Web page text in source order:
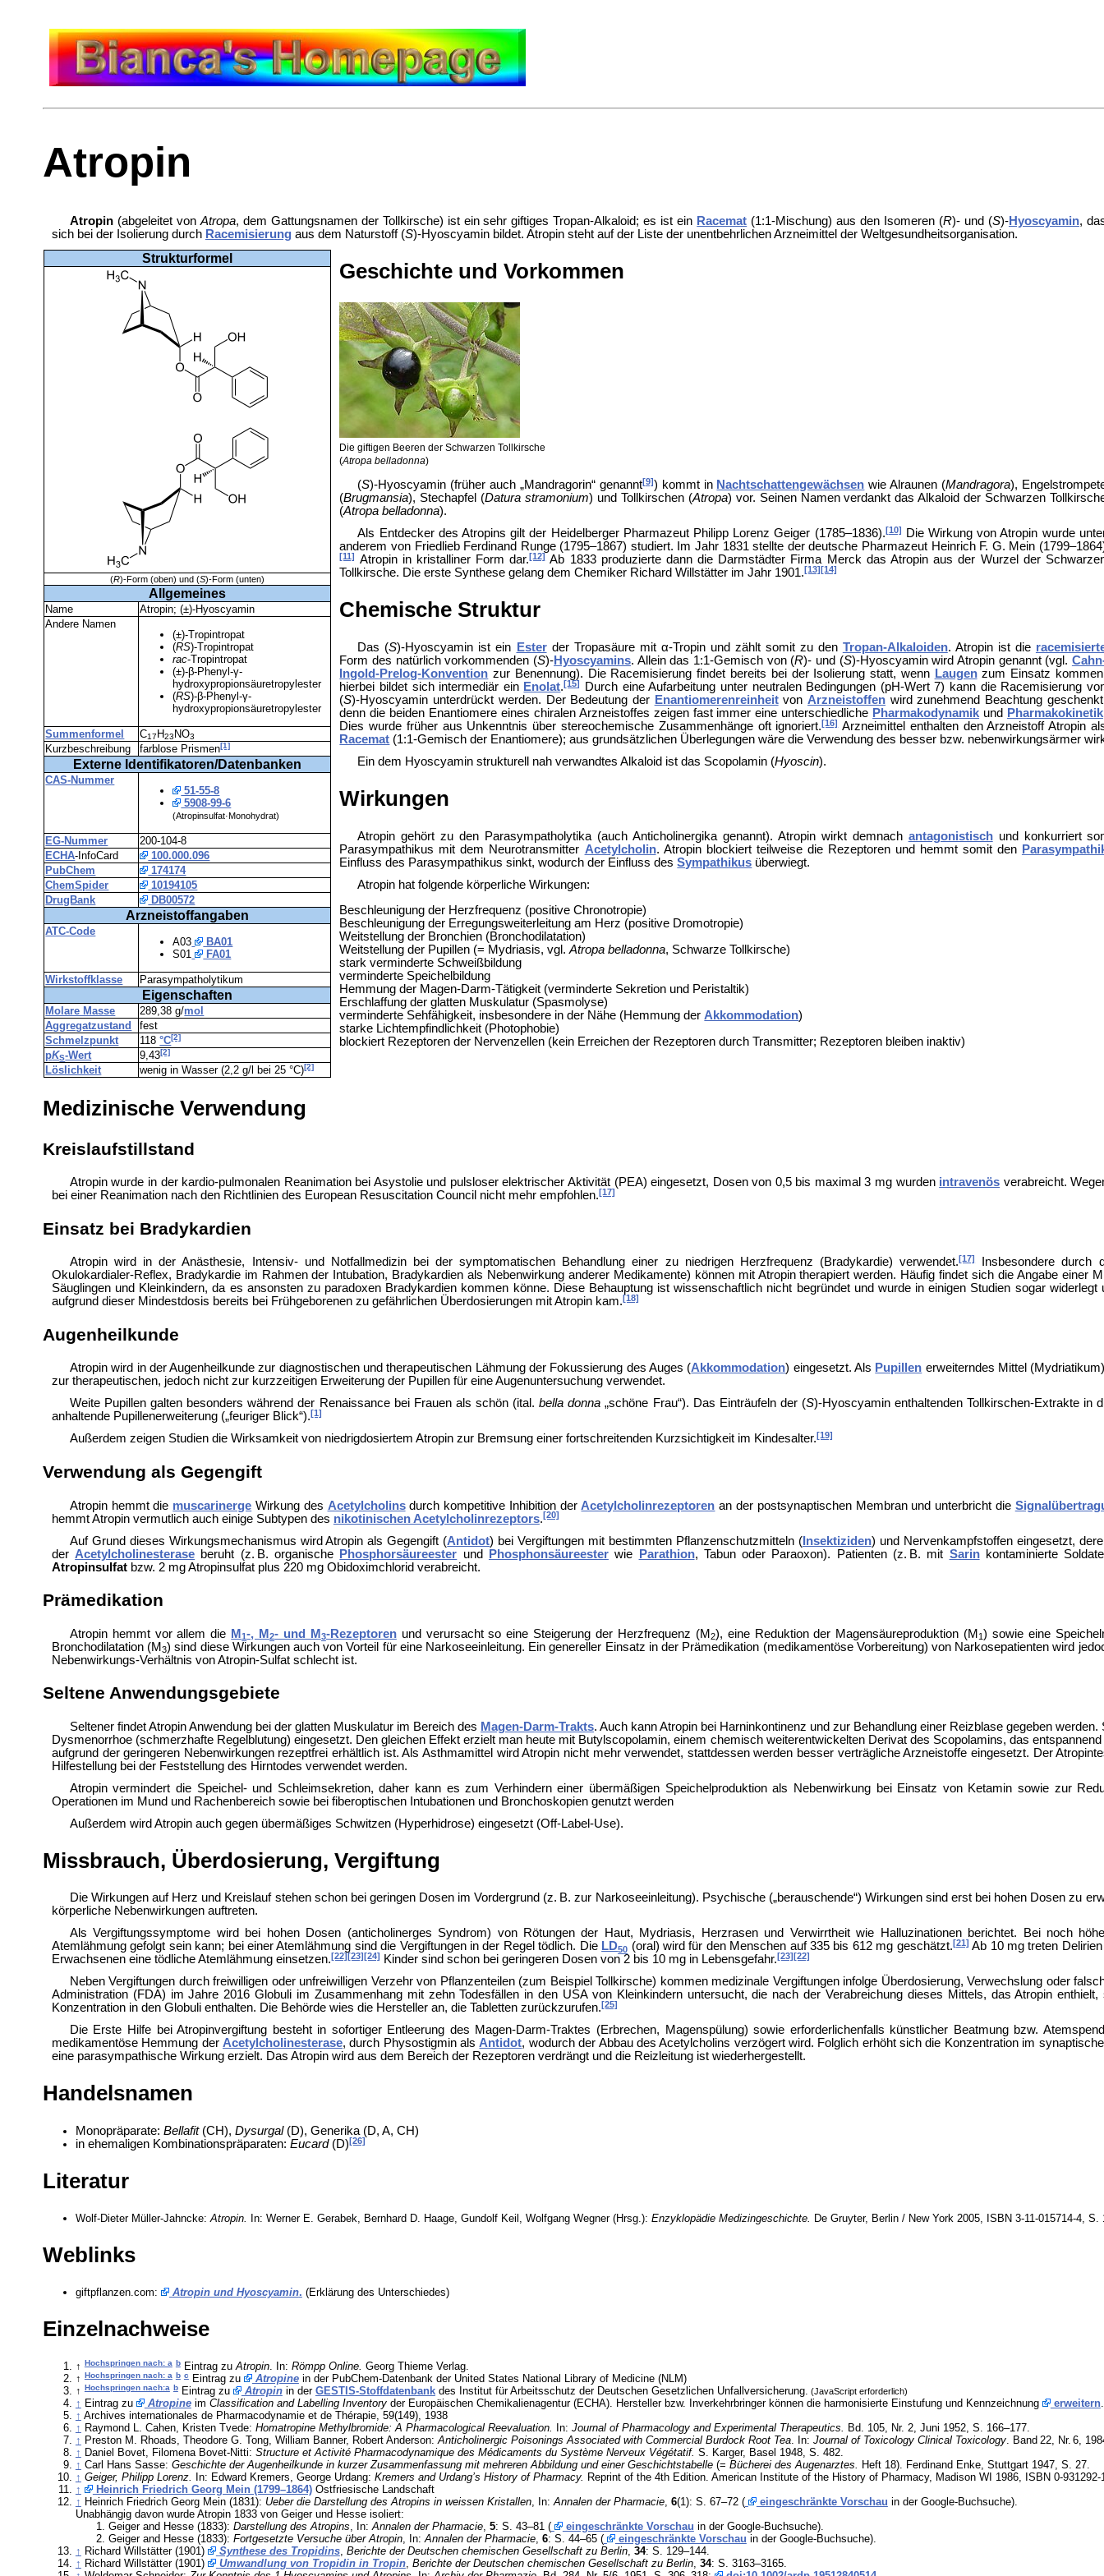
Atropin
Atropin(abgeleitet von Atropa, dem Gattungsnamen der Tollkirsche) ist ein sehr giftigesTropan-Alkaloid; es ist ein Racemat (1:1-Mischung) aus den Isomeren (R)- und (S)-Hyoscyamin,
sich bei der Isolierung durch Racemisierungaus dem Naturstoff (S)-Hyoscyamin bildet. Atropin steht auf der Liste der unentbehrlichen Arzneimittel der Weltgesundheitsorganisation.
Strukturformel
(R)-Form (oben) und (S)-Form (unten)
Allgemeines
Name
Atropin; (±)-Hyoscyamin
Andere Namen
(±)-Tropintropat
(RS)-Tropintropat
rac-Tropintropat
(±)-β-Phenyl-γ-
hydroxypropionsäuretropylester
(RS)-β-Phenyl-γ-
hydroxypropionsäuretropylester
Summenformel C17 H23 NO3
Kurzbeschreibung farblose Prismen[1]
Externe Identifikatoren/Datenbanken
CAS-Nummer
51-55-8
5908-99-6
(Atropinsulfat·Monohydrat)
EG-Nummer
200-104-8
ECHA-InfoCard
100.000.096
PubChem
174174
ChemSpider
10194105
DrugBank
DB00572
Arzneistoffangaben
ATC-Code
A03
BA01
S01
FA01
Wirkstoffklasse Parasympatholytikum
Eigenschaften
Molare Masse 289,38 g/mol
Aggregatzustand
fest
Schmelzpunkt
118°C[2]
pKS-Wert 9,43[2]
Löslichkeit wenig in Wasser (2,2 g/l bei 25 °C)[2]
Geschichte und Vorkommen
Die giftigen Beeren derSchwarzen Tollkirsche
(Atropa belladonna)
(S)-Hyoscyamin (früher auch „Mandragorin“ genannt[9]) kommt in Nachtschattengewächsen wieAlraunen (Mandragora),
(Brugmansia), Stechapfel (Datura stramonium) und Tollkirschen (Atropa) vor. Seinen Namen verdankt das Alkaloid der Schwarzen
(Atropa belladonna).
Als Entdecker des Atropins gilt der Heidelberger Pharmazeut Philipp Lorenz Geiger (1785–1836).[10]
Die Wirkung von Atropin wurde
anderem von Friedlieb Ferdinand Runge (1795–1867) studiert. Im Jahr 1831 stellte der deutsche Pharmazeut Heinrich F. G. Mein
[11] Atropin in kristalliner Form dar.[12]Ab 1833 produzierte dann die Darmstädter Firma Merck das Atropin aus der Wurzel der
Tollkirsche. Die erste Synthese gelang dem Chemiker Richard Willstätter im Jahr 1901.[13][14]
Chemische Struktur
Das (S)-Hyoscyamin ist ein Esterder Tropasäure mit α-Tropin und zählt somit zu den Tropan-Alkaloiden. Atropin ist die
Form des natürlich vorkommenden (S)-Hyoscyamins. Allein das 1:1-Gemisch von (R)- und (S)-Hyoscyamin wird Atropin genannt (vgl.
Ingold-Prelog-Konvention zur Benennung). Die Racemisierung findet bereits bei der Isolierung statt, wenn Laugenzum Einsatz
hierbei bildet sich intermediär ein Enolat.[15]
Durch eine Aufarbeitung unter neutralen Bedingungen (pH-Wert 7) kann die Racemisierung
(S)-Hyoscyamin unterdrückt werden. Der Bedeutung der EnantiomerenreinheitvonArzneistoffen wird zunehmend Beachtung
denn die beiden Enantiomere eines chiralen Arzneistoffes zeigen fast immer eine unterschiedliche Pharmakodynamik und Pharmakokinetik
Dies wurde früher aus Unkenntnis über stereochemische Zusammenhänge oft ignoriert.[16]Arzneimittel enthalten den Arzneistoff Atropin
Racemat (1:1-Gemisch der Enantiomere); aus grundsätzlichen Überlegungen wäre die Verwendung des besser bzw. nebenwirkungsärmer
Ein dem Hyoscyamin strukturell nah verwandtes Alkaloid ist das Scopolamin (Hyoscin).
Wirkungen
Atropin gehört zu den Parasympatholytika (auch Anticholinergika genannt). Atropin wirkt demnach antagonistischund konkurriert
Parasympathikus mit dem Neurotransmitter Acetylcholin. Atropin blockiert teilweise die Rezeptoren und hemmt somit den
Einfluss des Parasympathikus sinkt, wodurch der Einfluss desSympathikus überwiegt.
Atropin hat folgende körperliche Wirkungen:
Beschleunigung der Herzfrequenz (positiveChronotropie)
Beschleunigung der Erregungsweiterleitung am Herz (positive Dromotropie)
Weitstellung der Bronchien (Bronchodilatation)
Weitstellung der Pupillen (= Mydriasis, vgl.Atropa belladonna, Schwarze Tollkirsche)
stark verminderte Schweißbildung
verminderte Speichelbildung
Hemmung der Magen-Darm-Tätigkeit (verminderte Sekretion und Peristaltik)
Erschlaffung der glatten Muskulatur (Spasmolyse)
verminderte Sehfähigkeit, insbesondere in der Nähe (Hemmung der Akkommodation)
starke Lichtempfindlichkeit (Photophobie)
blockiert Rezeptoren der Nervenzellen (kein Erreichen der Rezeptoren durch Transmitter; Rezeptoren bleiben inaktiv)
Medizinische Verwendung
Kreislaufstillstand
Atropin wurde in der kardio-pulmonalen Reanimation bei Asystolie und pulsloser elektrischer Aktivität (PEA) eingesetzt, Dosen von 0,5 bis maximal 3 mg wurden intravenös verabreicht.
bei einer Reanimation nach den Richtlinien des European Resuscitation Council nicht mehr empfohlen.[17]
Einsatz bei Bradykardien
Atropin wird in derAnästhesie, Intensiv- und Notfallmedizin bei der symptomatischen Behandlung einer zu niedrigen Herzfrequenz (Bradykardie) verwendet.[17]
Insbesondere durch
Okulokardialer-Reflex, Bradykardie im Rahmen der Intubation, Bradykardien als Nebenwirkung anderer Medikamente) können mit Atropin therapiert werden. Häufig findet sich die Angabe einer
Säuglingen und Kleinkindern, da es ansonsten zu paradoxen Bradykardien kommen könne. Diese Behauptung ist wissenschaftlich nicht begründet und wurde in einigen Studien sogar
aufgrund dieser Mindestdosis bereits bei Frühgeborenen zu gefährlichen Überdosierungen mit Atropin kam.[18]
Augenheilkunde
Atropin wird in der Augenheilkunde zur diagnostischen undtherapeutischen Lähmung der Fokussierung des Auges (Akkommodation) eingesetzt. Als Pupillen erweiterndes Mittel (
zur therapeutischen, jedoch nicht zur kurzzeitigen Erweiterung der Pupillen für eine Augenuntersuchung verwendet.
Weite Pupillen galten besonders während der Renaissance bei Frauen als schön (ital.bella donna „schöne Frau“). Das Einträufeln der (S)-Hyoscyamin enthaltendenTollkirschen-Extrakte in
anhaltende Pupillenerweiterung („feuriger Blick“).[1]
Außerdem zeigen Studien die Wirksamkeit von niedrigdosiertem Atropin zur Bremsung einer fortschreitenden Kurzsichtigkeit im Kindesalter.[19]
Verwendung als Gegengift
Atropin hemmt die muscarinerge Wirkung des Acetylcholinsdurch kompetitive Inhibition der Acetylcholinrezeptoren an der postsynaptischen Membran und unterbricht die
hemmt Atropin vermutlich auch einige Subtypen des nikotinischen Acetylcholinrezeptors.[20]
Auf Grund dieses Wirkungsmechanismus wird Atropin als Gegengift (Antidot) bei Vergiftungen mit bestimmten Pflanzenschutzmitteln (Insektiziden) und Nervenkampfstoffen eingesetzt,
der Acetylcholinesterase beruht (z. B. organische Phosphorsäureester und Phosphonsäureesterwie Parathion, Tabun oder Paraoxon). Patienten (z. B. mit Sarinkontaminierte
Atropinsulfatbzw. 2 mg Atropinsulfat plus 220 mg Obidoximchlorid verabreicht.
Prämedikation
Atropin hemmt vor allem die M1-, M2- und M3-Rezeptorenund verursacht so eine Steigerung der Herzfrequenz (M2), eine Reduktion der Magensäureproduktion (M1 ) sowie eine
Bronchodilatation (M3) sind diese Wirkungen auch von Vorteil für eine Narkoseeinleitung. Ein genereller Einsatz in der Prämedikation (medikamentöse Vorbereitung) von Narkosepatienten wird
Nebenwirkungs-Verhältnis von Atropin-Sulfat schlecht ist.
Seltene Anwendungsgebiete
Seltener findet Atropin Anwendung bei der glatten Muskulatur im Bereich des Magen-Darm-Trakts. Auch kann Atropin bei Harninkontinenz und zur Behandlung einer Reizblase gegeben
Dysmenorrhoe (schmerzhafte Regelblutung) eingesetzt. Den gleichen Effekt erzielt man heute mit Butylscopolamin, einem chemisch weiterentwickelten Derivat des Scopolamins, das
aufgrund der geringeren Nebenwirkungen rezeptfrei erhältlich ist. Als Asthmamittel wird Atropin nicht mehr verwendet, stattdessen werden besser verträgliche Arzneistoffe eingesetzt. Der
Hilfestellung bei der Feststellung des Hirntodes verwendet werden.
Atropin vermindert die Speichel- und Schleimsekretion, daher kann es zum Verhindern einer übermäßigen Speichelproduktion als Nebenwirkung bei Einsatz von Ketamin sowie zur
Operationen im Mund und Rachenbereich sowie bei fiberoptischen Intubationen und Bronchoskopien genutzt werden
Außerdem wird Atropin auch gegen übermäßiges Schwitzen (Hyperhidrose) eingesetzt (Off-Label-Use).
Missbrauch, Überdosierung, Vergiftung
Die Wirkungen auf Herz und Kreislauf stehen schon bei geringen Dosen im Vordergrund (z. B. zur Narkoseeinleitung). Psychische („berauschende“) Wirkungen sind erst bei hohen Dosen zu
körperliche Nebenwirkungen auftreten.
Als Vergiftungssymptome wird bei hohen Dosen (anticholinerges Syndrom) von Rötungen der Haut, Mydriasis, Herzrasen und Verwirrtheit wie
Halluzinationen berichtet. Bei noch
Atemlähmung gefolgt sein kann; bei einer Atemlähmung sind die Vergiftungen in der Regel tödlich. Die LD50 (oral) wird für den Menschen auf 335 bis 612 mg geschätzt.[21] Ab 10 mg treten
Erwachsenen eine tödliche Atemlähmung einsetzen.[22][23][24] Kinder sind schon bei geringeren Dosen von 2 bis 10 mg in Lebensgefahr.[23][22]
Neben Vergiftungen durch freiwilligen oder unfreiwilligen Verzehr von Pflanzenteilen (zum BeispielTollkirsche) kommen medizinale Vergiftungen infolge Überdosierung, Verwechslung oder
Administration (FDA) im Jahre 2016Globuli im Zusammenhang mit zehn Todesfällen in den USA von Kleinkindern untersucht, die nach der Verabreichung dieses Mittels, das Atropin
Konzentration in den Globuli enthalten. Die Behörde wies die Hersteller an, die Tabletten zurückzurufen.[25]
Die Erste Hilfe bei Atropinvergiftung besteht in sofortiger Entleerung des Magen-Darm-Traktes (Erbrechen, Magenspülung) sowie erforderlichenfalls künstlicher Beatmung bzw.
medikamentöse Hemmung der Acetylcholinesterase, durch Physostigmin alsAntidot, wodurch der Abbau des Acetylcholins verzögert wird. Folglich erhöht sich die Konzentration im
eine parasympathische Wirkung erzielt. Das Atropin wird aus dem Bereich der Rezeptoren verdrängt und die Reizleitung ist wiederhergestellt.
Handelsnamen
Monopräparate: Bellafit(CH), Dysurgal(D), Generika (D, A, CH)
in ehemaligen Kombinationspräparaten: Eucard(D)[26]
Literatur
Wolf-Dieter Müller-Jahncke:Atropin. In: Werner E. Gerabek, Bernhard D. Haage, Gundolf Keil, Wolfgang Wegner (Hrsg.): Enzyklopädie Medizingeschichte. De Gruyter, Berlin / New York 2005, ISBN 3-11-015714-4, S.
Weblinks
giftpflanzen.com: Atropin und Hyoscyamin. (Erklärung des Unterschiedes)
Einzelnachweise
↑ Hochspringen nach: a bEintrag zu Atropin. In: Römpp Online. Georg Thieme Verlag.
↑ Hochspringen nach: a b cEintrag zu Atropinein der PubChem-Datenbank der United States National Library of Medicine (NLM)
↑ Hochspringen nach:a bEintrag zu Atropinin der GESTIS-Stoffdatenbankdes Institut für Arbeitsschutz der Deutschen Gesetzlichen Unfallversicherung. (JavaScript erforderlich)
↑ Eintrag zu Atropineim Classification and Labelling Inventoryder Europäischen Chemikalienagentur (ECHA). Hersteller bzw. Inverkehrbringer können die harmonisierte Einstufung und Kennzeichnung erweitern.
↑ Archives internationales de Pharmacodynamie et de Thérapie, 59(149), 1938
↑ Raymond L. Cahen, Kristen Tvede: Homatropine Methylbromide: A Pharmacological Reevaluation. In: Journal of Pharmacology and Experimental Therapeutics.
Bd. 105, Nr. 2, Juni 1952, S. 166–177.
↑ Preston M. Rhoads, Theodore G. Tong, William Banner, Robert Anderson: Anticholinergic Poisonings Associated with Commercial Burdock Root Tea. In: Journal of Toxicology Clinical Toxicology. Band 22, Nr. 6 ,
↑ Daniel Bovet, Filomena Bovet-Nitti: Structure et Activité Pharmacodynamique des Médicaments du Système Nerveux Végétatif. S. Karger, Basel 1948, S. 482.
↑ Carl Hans Sasse: Geschichte der Augenheilkunde in kurzer Zusammenfassung mit mehreren Abbildung und einer Geschichtstabelle(= Bücherei des Augenarztes.
Heft 18). Ferdinand Enke, Stuttgart 1947, S. 27.
↑ Geiger, Philipp Lorenz. In: Edward Kremers, George Urdang: Kremers and Urdang’s History of Pharmacy. Reprint of the 4th Edition. American Institute of the History of Pharmacy, Madison WI 1986, ISBN 0-931292-
↑
Heinrich Friedrich Georg Mein (1799–1864)Ostfriesische Landschaft
↑ Heinrich Friedrich Georg Mein (1831): Ueber die Darstellung des Atropins in weissen Kristallen, In: Annalen der Pharmacie, 6(1): S. 67–72 ( eingeschränkte Vorschau in der Google-Buchsuche).
Unabhängig davon wurde Atropin 1833 von Geiger und Hesse isoliert:
Geiger and Hesse (1833): Darstellung des Atropins , In: Annalen der Pharmacie, 5: S. 43–81 ( eingeschränkte Vorschau in der Google-Buchsuche).
Geiger and Hesse (1833): Fortgesetzte Versuche über Atropin, In: Annalen der Pharmacie, 6: S. 44–65 ( eingeschränkte Vorschau in der Google-Buchsuche).
↑ Richard Willstätter (1901) Synthese des Tropidins, Berichte der Deutschen chemischen Gesellschaft zu Berlin, 34: S. 129–144.
↑ Richard Willstätter (1901) Umwandlung von Tropidin in Tropin, Berichte der Deutschen chemischen Gesellschaft zu Berlin, 34: S. 3163–3165.